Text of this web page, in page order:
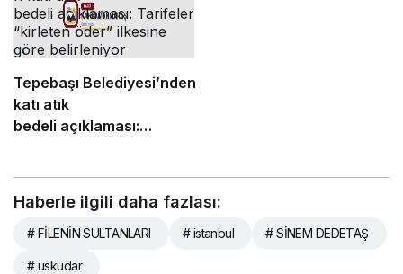
Tepebaşı Belediyesi’nden
katı atık
bedeli açıklaması:
Haberle ilgili daha fazlası:
# FİLENİN SULTANLARI # istanbul # SİNEM DEDETAŞ
# üsküdar